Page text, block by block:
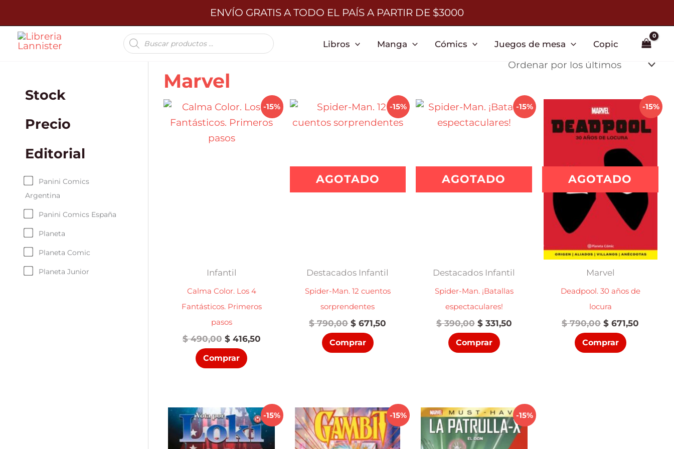
al
contenido
ENVÍO GRATIS A TODO EL PAÍS A PARTIR DE $3000
Búsqueda
de
productos
Libros Manga Cómics Juegos de mesa Copic
Stock
Precio
Editorial
Panini Comics
Argentina
Panini Comics España
Planeta
Planeta Comic
Planeta Junior
Marvel
-15%
Infantil
Calma Color. Los 4
Fantásticos. Primeros
pasos
$490,00 El
precio
original
era:
$416,50El
Comprar
-15%
AGOTADO
Destacados Infantil
Spider-Man. 12 cuentos
sorprendentes
$790,00 El
precio
original
era:
$ 671,50
Comprar
-15%
AGOTADO
Destacados Infantil
Spider-Man. ¡Batallas
espectaculares!
$390,00 El
precio
original
era:
$331,50El
Comprar
-15%
AGOTADO
Marvel
Deadpool. 30 años de
locura
$790,00 El
precio
original
era:
$ 671,50
Comprar
-15% -15% -15%